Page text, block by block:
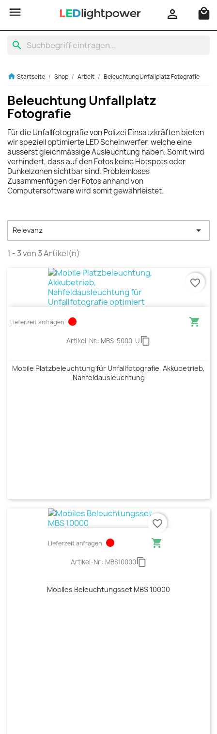
 local_mall

search
home Startseite Shop Arbeit Beleuchtung Unfallplatz Fotografie
Beleuchtung Unfallplatz
Fotografie
Für die Unfallfotografie von Polizei Einsatzkräften bieten
wir speziell optimierte LED Scheinwerfer, welche eine
äusserst gleichmässige Ausleuchtung haben. Somit wird
verhindert, dass auf den Fotos keine Hotspots oder
Dunkelzonen sichtbar sind. Problemloses
Zusammenfügen der Fotos anhand von
Computersoftware wird somit gewährleistet.
Relevanz 
1 - 3 von 3 Artikel(n)
Lieferzeit anfragen circle 
Artikel-Nr.: MBS-5000-Ucontent_copy
Mobile Platzbeleuchtung für Unfallfotografie, Akkubetrieb,
Nahfeldausleuchtung
favorite_border
Lieferzeit anfragen circle 
Artikel-Nr.: MBS10000content_copy
Mobiles Beleuchtungsset MBS 10000
favorite_border